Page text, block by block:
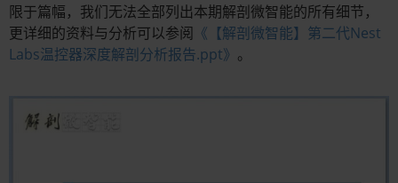
限于篇幅，我们无法全部列出本期解剖微智能的所有细节，
更详细的资料与分析可以参阅 《【解剖微智能】第二代Nest
Labs温控器深度解剖分析报告.ppt》 。